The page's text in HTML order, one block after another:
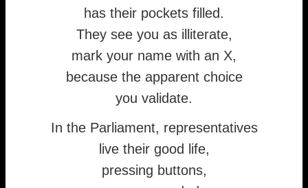
has their pockets filled.
They see you as illiterate,
mark your name with an X,
because the apparent choice
you validate.
In the Parliament, representatives
live their good life,
pressing buttons,